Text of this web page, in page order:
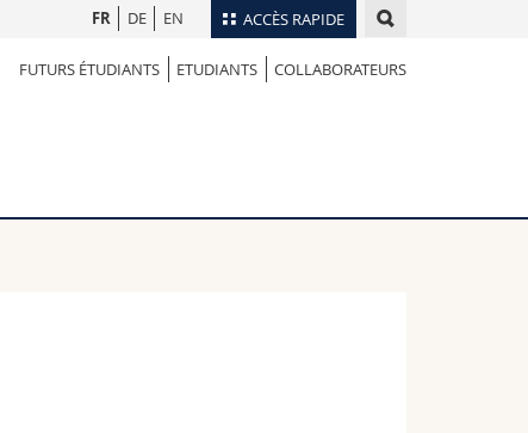
ACCÈS RAPIDE
Annuaire du personnel
Programme des cours
FR DE EN
FUTURS ÉTUDIANTS ETUDIANTS COLLABORATEURS